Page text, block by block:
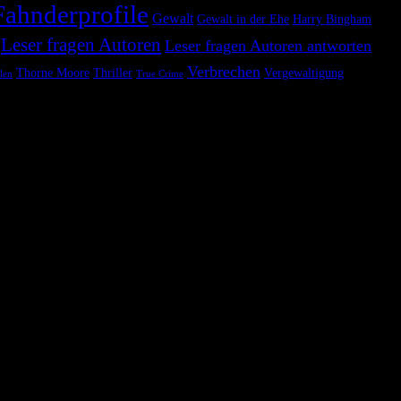
Gewalt Gewalt in der Ehe Harry Bingham
Leser fragen Autoren Leser fragen Autoren antworten
Thorne Moore Thriller True Crime Verbrechen Vergewaltigung